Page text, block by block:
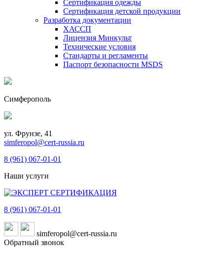
Сертификация одежды
Сертификация детской продукции
Разработка документации
ХАССП
Лицензия Минкульт
Технические условия
Стандарты и регламенты
Паспорт безопасности MSDS
Симферополь
ул. Фрунзе, 41
simferopol@cert-russia.ru
8 (961) 067-01-01
Наши услуги
8 (961) 067-01-01
simferopol@cert-russia.ru
Обратный звонок